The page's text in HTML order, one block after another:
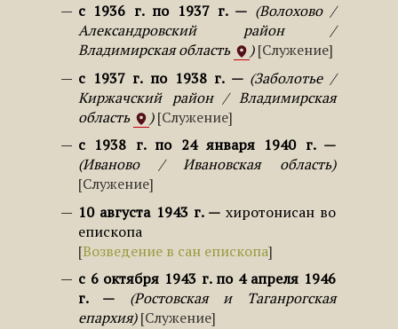
с 1936 г. по 1937 г.
Волохово /
Александровский район /
Владимирская область
Служение
с 1937 г. по 1938 г.
Заболотье /
Киржачский район / Владимирская
область
Служение
с 1938 г. по 24 января 1940 г.
Иваново / Ивановская область
Служение
10 августа 1943 г.
хиротонисан во
епископа
Возведение в сан епископа
с 6 октября 1943 г. по 4 апреля 1946
г.
Ростовская и Таганрогская
епархия
Служение